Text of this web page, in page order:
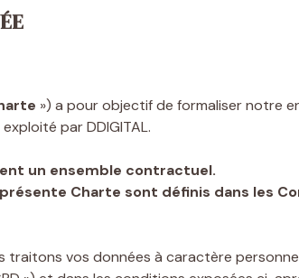
») a pour objectif de formaliser notre
exploité par DDIGITAL.
un ensemble contractuel.
Charte sont définis dans les
vos données à caractère